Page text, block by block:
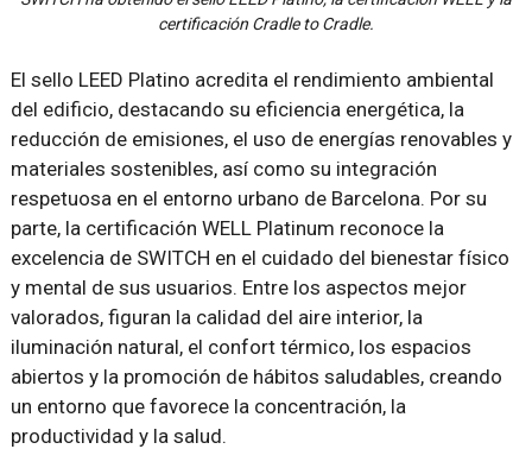
certificación Cradle to Cradle.
El sello LEED Platino acredita el rendimiento ambiental
del edificio, destacando su eficiencia energética, la
reducción de emisiones, el uso de energías renovables y
materiales sostenibles, así como su integración
respetuosa en el entorno urbano de Barcelona. Por su
parte, la certificación WELL Platinum reconoce la
excelencia de SWITCH en el cuidado del bienestar físico
y mental de sus usuarios. Entre los aspectos mejor
valorados, figuran la calidad del aire interior, la
iluminación natural, el confort térmico, los espacios
abiertos y la promoción de hábitos saludables, creando
un entorno que favorece la concentración, la
productividad y la salud.